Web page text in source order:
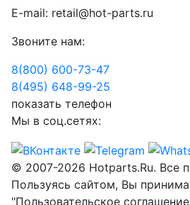
E-mail: retail@hot-parts.ru
Звоните нам:
8(800) 600-73-47
8(495) 648-99-25
показать телефон
Мы в соц.сетях:
© 2007-2026 Hotparts.Ru. Все
Пользуясь сайтом, Вы
"Пользовательское